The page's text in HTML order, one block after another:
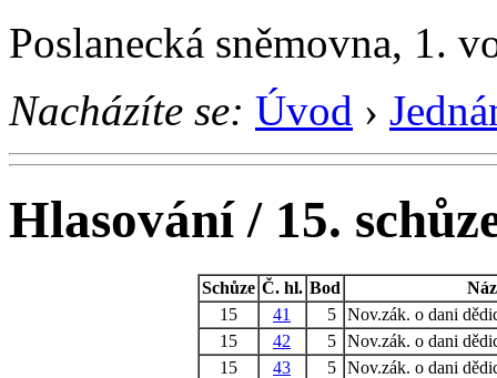
Poslanecká sněmovna, 1.
Nacházíte se: Úvod ›
Hlasování / 15.
Schůze Č. hl. Bod
15
41 5 Nov.zák. o dani
15
42 5 Nov.zák. o dani
15
43 5 Nov.zák. o dani